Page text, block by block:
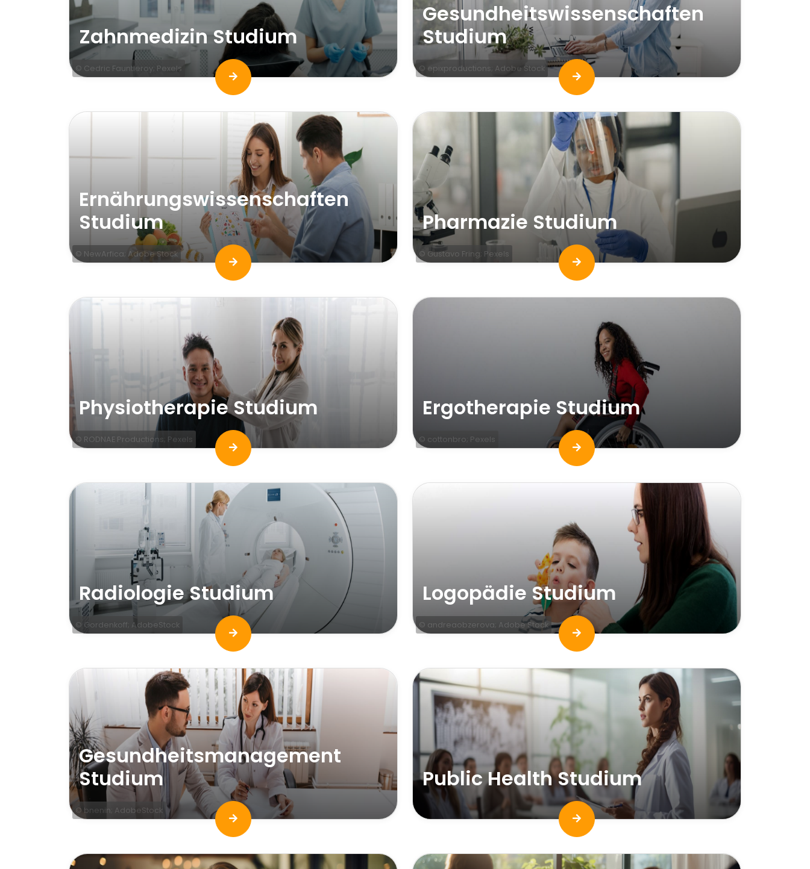
© Cedric Fauntleroy; Pexels
Zahnmedizin Studium
© epixproductions; Adobe Stock
Gesundheitswissenschaften
Studium
© NewArfica; Adobe Stock
Ernährungswissenschaften
Studium
© Gustavo Fring; Pexels
Pharmazie Studium
© RODNAE Productions; Pexels
Physiotherapie Studium
© cottonbro; Pexels
Ergotherapie Studium
© Gordenkoff; AdobeStock
Radiologie Studium
© andreaobzerova; Adobe Stock
Logopädie Studium
© bnenin; AdobeStock
Gesundheitsmanagement
Studium
Public Health Studium